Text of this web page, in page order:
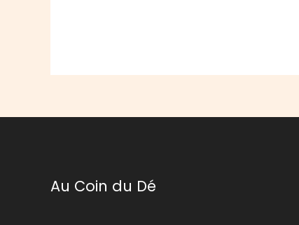
Au Coin du Dé